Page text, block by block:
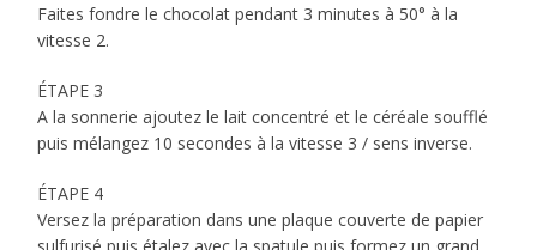
Faites fondre le chocolat pendant 3 minutes à 50° à la
vitesse 2.
ÉTAPE 3
A la sonnerie ajoutez le lait concentré et le céréale soufflé
puis mélangez 10 secondes à la vitesse 3 / sens inverse.
ÉTAPE 4
Versez la préparation dans une plaque couverte de papier